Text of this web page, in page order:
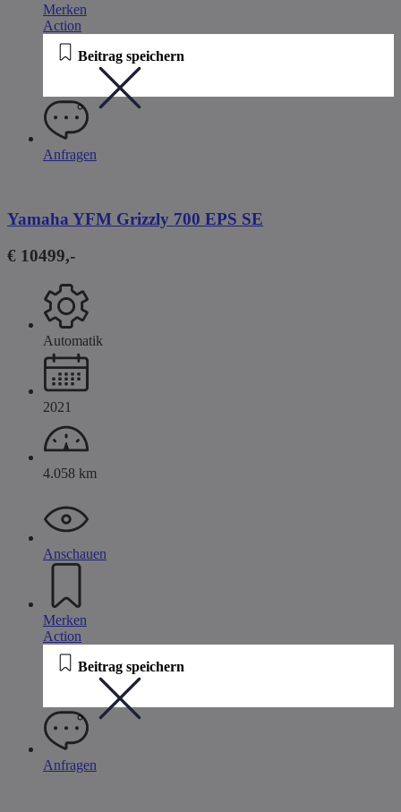
Merken
Action
Beitrag speichern
Anfragen
Yamaha YFM Grizzly 700 EPS SE
€ 10499,-
Automatik
2021
4.058 km
Anschauen
Merken
Action
Beitrag speichern
Anfragen